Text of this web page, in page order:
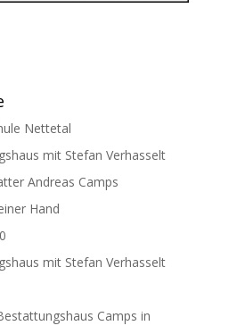
Nettetal
mit Stefan Verhasselt
Andreas Camps
Hand
mit Stefan Verhasselt
Camps in